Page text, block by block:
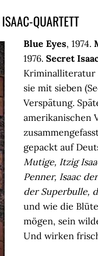
QUARTETT
Blue Eyes, 1974.
1976. Secret
Kriminalliteratur
sie mit sieben
Verspätung.
amerikanischen
gepackt auf
Mutige, Itzig
Penner, Isaac
der Superbulle,
und wie die
mögen, sein
Und wirken